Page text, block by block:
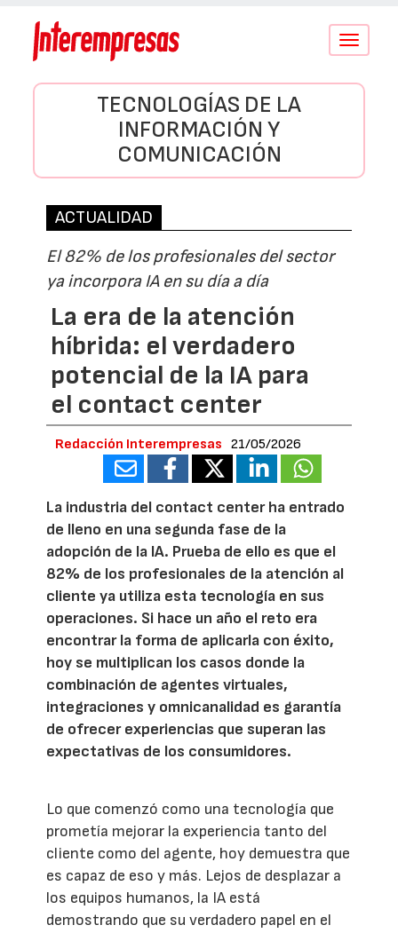
Conmutar
TECNOLOGÍAS DE LA
INFORMACIÓN Y
COMUNICACIÓN
ACTUALIDAD
El 82% de los profesionales del sector
ya incorpora IA en su día a día
La era de la atención
híbrida: el verdadero
potencial de la IA para
el contact center
Redacción Interempresas 21/05/2026
La industria del contact center ha entrado
de lleno en una segunda fase de la
adopción de la IA. Prueba de ello es que el
82% de los profesionales de la atención al
cliente ya utiliza esta tecnología en sus
operaciones. Si hace un año el reto era
encontrar la forma de aplicarla con éxito,
hoy se multiplican los casos donde la
combinación de agentes virtuales,
integraciones y omnicanalidad es garantía
de ofrecer experiencias que superan las
expectativas de los consumidores.
Lo que comenzó como una tecnología que
prometía mejorar la experiencia tanto del
cliente como del agente, hoy demuestra que
es capaz de eso y más. Lejos de desplazar a
los equipos humanos, la IA está
demostrando que su verdadero papel en el